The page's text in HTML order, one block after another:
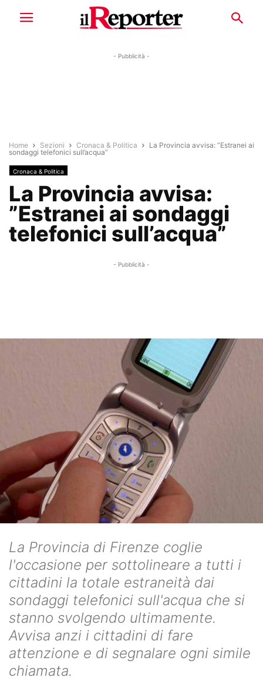
- Pubblicità -
Home Sezioni Cronaca & Politica
La Provincia avvisa: ”Estranei ai
sondaggi telefonici sull’acqua”
Cronaca & Politica
La Provincia avvisa:
”Estranei ai sondaggi
telefonici sull’acqua”
- Pubblicità -
La Provincia di Firenze coglie
l'occasione per sottolineare a tutti i
cittadini la totale estraneità dai
sondaggi telefonici sull'acqua che si
stanno svolgendo ultimamente.
Avvisa anzi i cittadini di fare
attenzione e di segnalare ogni simile
chiamata.